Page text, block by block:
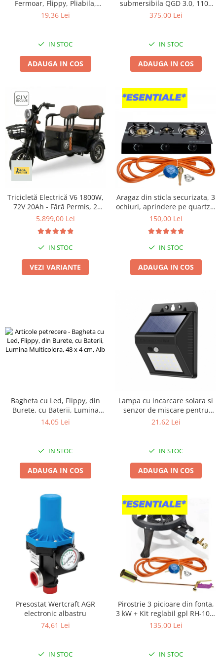
Tractoraș de tuns gazonul
Zootehnie
deplumatoare
Echipamente pentru animale
Aparate de tuns animale
animale
Tarcuri animale
Semanatori
Masini batut stalpi si accesorii
Roabe & accesorii
Casute gradina si cutii depozitare
Mobilier gradina
umbrire
Lopeti zapada
Zdrobitoare si teascuri
Zdrobitoare electrice
Zdrobitoare electrice & manuale
Sere si solarii
Suflante si aspiratoare exterior
Folie si plase pt plante
Masini de maturat manuale
Pentru Casa si Camping
Aragaze, plite, piese butelii de
Pirostrii si accesorii pentru gatit
Plite & aragaze
Iluminat & electrice
Prelungitoare & cabluri electrice
Coliere plastic
Conectori/doze
Corpuri de iluminat
Lumina de crestere pentru plante
Fermoar, Flippy, Pliabila,
Maner Ranforsat, Fermoar
Lenjerii de Pat, Jucarii,
19,36 Lei
IN STOC
ADAUGA IN COS
submersibila QGD 3.0, 1100
W, 120 m inaltime, 3 mc/h, 1"
375,00 Lei
IN STOC
ADAUGA IN COS
Tricicletă Electrică V6 1800W,
72V 20Ah - Fără Permis, 2
Locuri, Autonomie 80 km,
5.899,00 Lei
IN STOC
VEZI VARIANTE
Aragaz din sticla securizata, 3
ochiuri, aprindere pe quartz +
Kit reglabil gpl RH-10 + Tub
150,00 Lei
IN STOC
ADAUGA IN COS
Bagheta cu Led, Flippy, din
Burete, cu Baterii, Lumina
Multicolora, 48 x 4 cm, Alb
14,05 Lei
IN STOC
ADAUGA IN COS
Lampa cu incarcare solara si
senzor de miscare pentru
exterior, 20 LED cu distanta
21,62 Lei
IN STOC
ADAUGA IN COS
Presostat Wertcraft AGR
electronic albastru
74,61 Lei
IN STOC
Pirostrie 3 picioare din fonta,
3 kW + Kit reglabil gpl RH-10 +
Tub flex 2M+2 Coliere +
135,00 Lei
IN STOC